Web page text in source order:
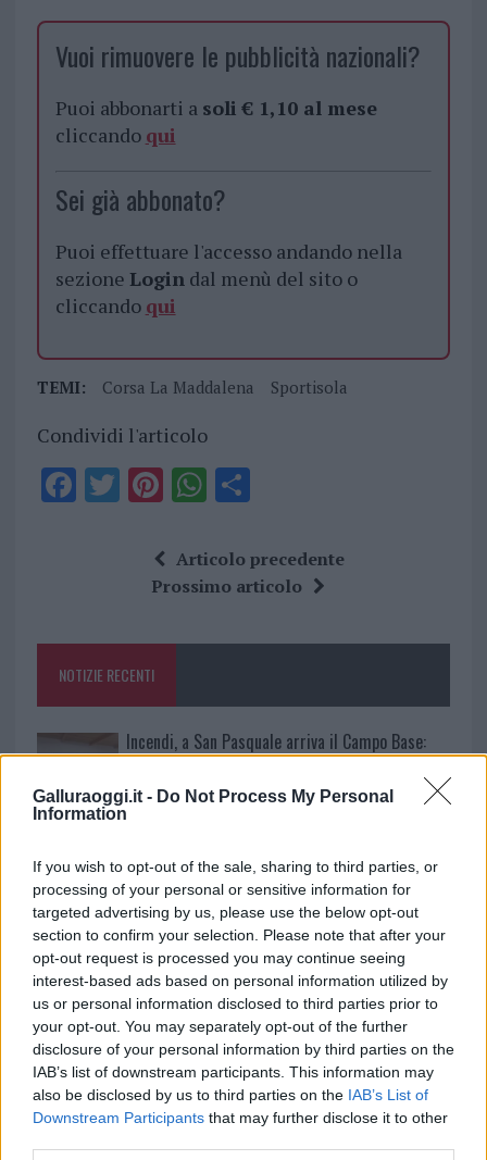
Galluraoggi.it - Do Not Process My Personal
Information
If you wish to opt-out of the sale, sharing to third parties, or
processing of your personal or sensitive information for
targeted advertising by us, please use the below opt-out
section to confirm your selection. Please note that after your
opt-out request is processed you may continue seeing
interest-based ads based on personal information utilized by
us or personal information disclosed to third parties prior to
your opt-out. You may separately opt-out of the further
disclosure of your personal information by third parties on the
IAB’s list of downstream participants. This information may
also be disclosed by us to third parties on the IAB’s List of
Downstream Participants that may further disclose it to other
Vuoi rimuovere le pubblicità nazionali?
Puoi abbonarti a soli € 1,10 al mese
cliccando qui
Sei già abbonato?
Puoi effettuare l'accesso andando nella
sezione Logindal menù del sito o
cliccando qui
TEMI: Corsa La Maddalena Sportisola
Condividi l'articolo
F
o
k
T Pi
te
re
W
at
s
p
S
a
re
Articolo precedente
Prossimo articolo
NOTIZIE RECENTI
Incendi, a San Pasquale arriva il Campo Base:
partecipazione per il suo racconto
Calangianus, allarme sul centro accoglienza
minori, Albieri: “Episodi gravissimi”
Gallura, finti clienti svuotano le suite: furto da
50mila nel resort
Meteo Olbia 7 agosto, sole e caldo tornano